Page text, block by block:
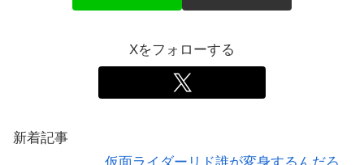
Xをフォローする
新着記事